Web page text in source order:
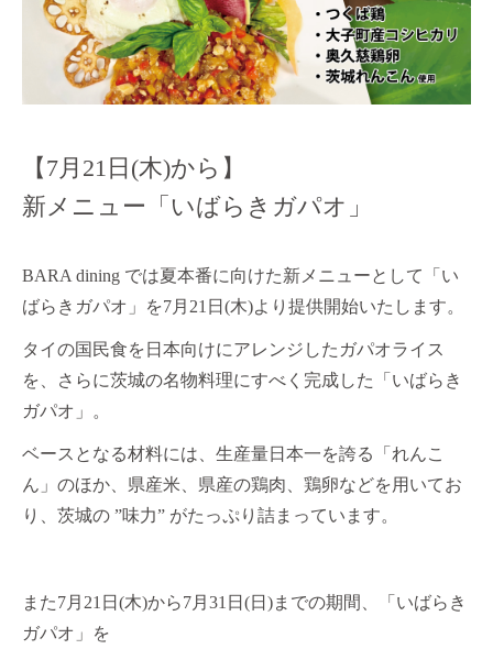
【7月21日(木)から】
新メニュー「いばらきガパオ」
BARA dining では夏本番に向けた新メニューとして「い
ばらきガパオ」を7月21日(木)より提供開始いたします。
タイの国民食を日本向けにアレンジしたガパオライス
を、さらに茨城の名物料理にすべく完成した「いばらき
ガパオ」。
ベースとなる材料には、生産量日本一を誇る「れんこ
ん」のほか、県産米、県産の鶏肉、鶏卵などを用いてお
り、茨城の ”味力” がたっぷり詰まっています。
また7月21日(木)から7月31日(日)までの期間、「いばらき
ガパオ」を